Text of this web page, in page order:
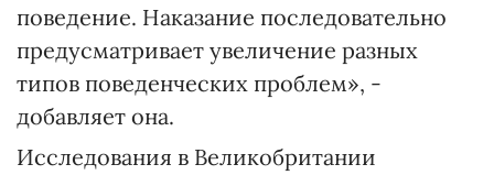
поведение. Наказание последовательно
предусматривает увеличение разных
типов поведенческих проблем», -
добавляет она.
Исследования в Великобритании